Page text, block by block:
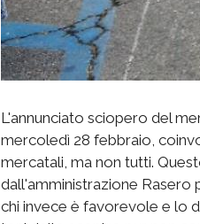
L'annunciato sciopero del
mercoledì 28 febbraio,
mercatali, ma non tutti.
dall'amministrazione Rasero
chi invece è favorevole e lo